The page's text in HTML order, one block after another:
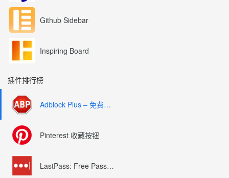
Github Sidebar
Inspiring Board
插件排行榜
Adblock Plus – 免费的广告拦截器
Pinterest 收藏按钮
LastPass: Free Password Manager